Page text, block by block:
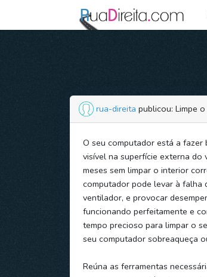
rua-direita publicou: Limpe
O seu computador está a fazer
visível na superfície externa do
meses sem limpar o interior
computador pode levar à falha
ventilador, e provocar
funcionando perfeitamente e
tempo precioso para limpar o
seu computador sobreaqueça
Reúna as ferramentas